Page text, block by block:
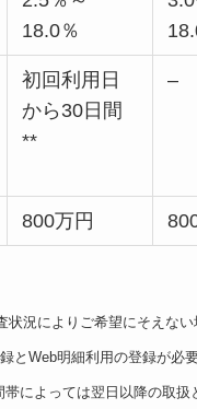
18.0％
初回利用日
から30日間
**
–
800万円
況によりご希望にそえない
とWeb明細利用の登録が必要
によっては翌日以降の取扱